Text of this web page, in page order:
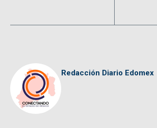
Redacción Diario Edomex